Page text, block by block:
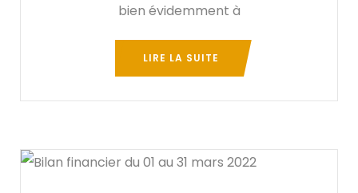
bien évidemment à
LIRE LA SUITE